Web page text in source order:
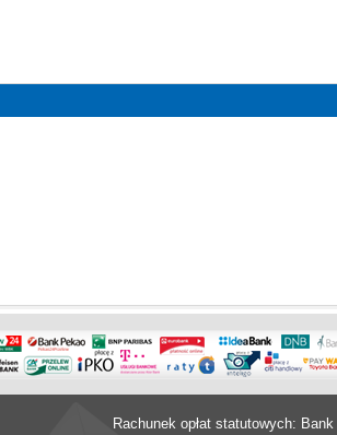
Rachunek opłat statutowych: